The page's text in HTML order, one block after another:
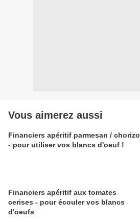
Vous aimerez aussi
Financiers apéritif parmesan / chorizo
- pour utiliser vos blancs d'oeuf !
Financiers apéritif aux tomates
cerises - pour écouler vos blancs
d'oeufs